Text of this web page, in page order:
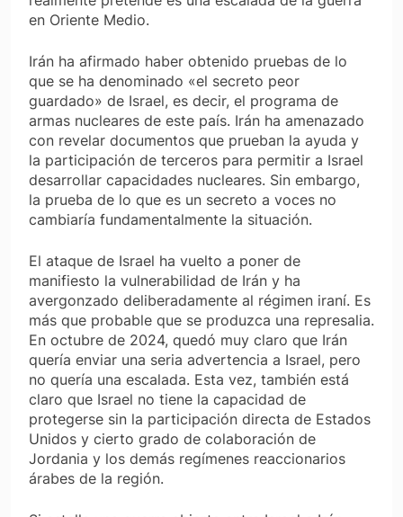
en Oriente Medio.
Irán ha afirmado haber obtenido pruebas de lo
que se ha denominado «el secreto peor
guardado» de Israel, es decir, el programa de
armas nucleares de este país. Irán ha amenazado
con revelar documentos que prueban la ayuda y
la participación de terceros para permitir a Israel
desarrollar capacidades nucleares. Sin embargo,
la prueba de lo que es un secreto a voces no
cambiaría fundamentalmente la situación.
El ataque de Israel ha vuelto a poner de
manifiesto la vulnerabilidad de Irán y ha
avergonzado deliberadamente al régimen iraní. Es
más que probable que se produzca una represalia.
En octubre de 2024, quedó muy claro que Irán
quería enviar una seria advertencia a Israel, pero
no quería una escalada. Esta vez, también está
claro que Israel no tiene la capacidad de
protegerse sin la participación directa de Estados
Unidos y cierto grado de colaboración de
Jordania y los demás regímenes reaccionarios
árabes de la región.